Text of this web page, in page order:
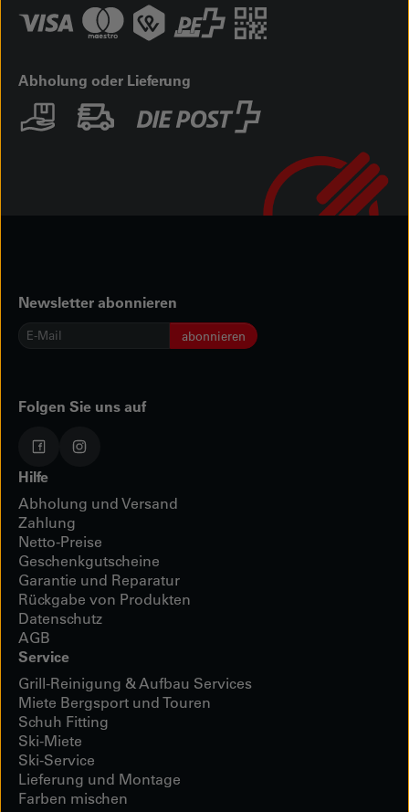
Abholung oder Lieferung
Newsletter abonnieren
E-
abonnieren
Folgen Sie uns auf
Hilfe
Abholung und Versand
Zahlung
Netto-Preise
Geschenkgutscheine
Garantie und Reparatur
Rückgabe von Produkten
Datenschutz
AGB
Service
Grill-Reinigung & Aufbau Services
Miete Bergsport und Touren
Schuh Fitting
Ski-Miete
Ski-Service
Lieferung und Montage
Farben mischen